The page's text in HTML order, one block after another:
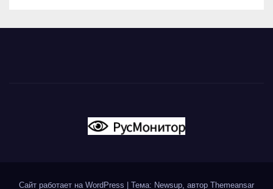
Сайт работает на WordPress Тема: Newsup, автор Themeansar